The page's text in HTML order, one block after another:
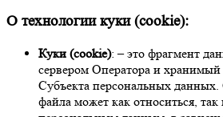
О технологии куки (cookie):
Куки (cookie): – это фрагмент
сервером Оператора и хранимый
Субъекта персональных
файла может как относиться, так